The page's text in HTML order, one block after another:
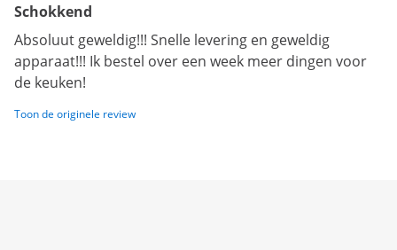
Schokkend
Absoluut geweldig!!! Snelle levering en geweldig
apparaat!!! Ik bestel over een week meer dingen voor
de keuken!
Toon de originele review